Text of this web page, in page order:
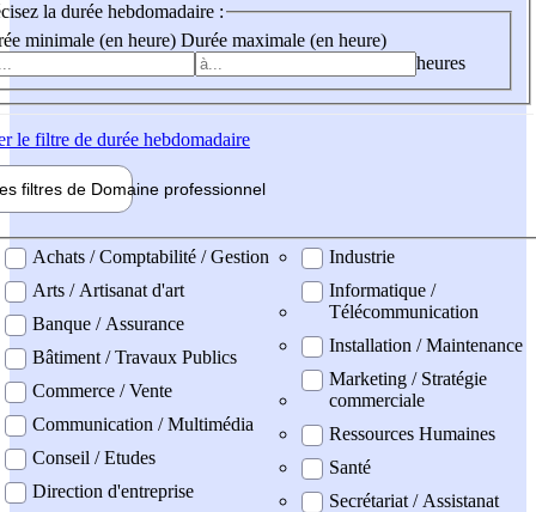
la durée hebdomadaire :
minimale (en heure) Durée maximale (en heure)
heures
le filtre de durée hebdomadaire
filtres de Domaine professionnel
professionel
Achats / Comptabilité / Gestion
Arts / Artisanat d'art
Banque / Assurance
Bâtiment / Travaux Publics
Commerce / Vente
Communication / Multimédia
Conseil / Etudes
Direction d'entreprise
Industrie
Informatique /
Télécommunication
Installation / Maintenance
Marketing / Stratégie
commerciale
Ressources Humaines
Santé
Secrétariat / Assistanat